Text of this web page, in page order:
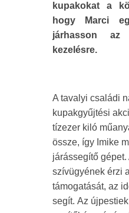
kupakokat a
hogy Marci
járhasson az
kezelésre.
A tavalyi családi
kupakgyűjtési
tízezer kiló
össze, így Imike
járássegítő
szívügyének érzi
támogatását, az
segít. Az